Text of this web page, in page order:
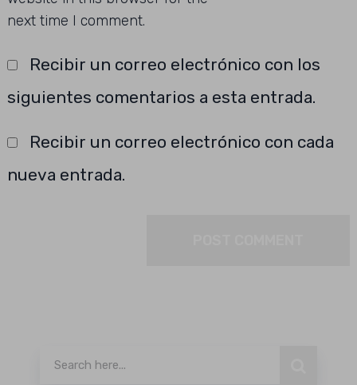
next time I comment.
Recibir un correo electrónico con los
siguientes comentarios a esta entrada.
Recibir un correo electrónico con cada
nueva entrada.